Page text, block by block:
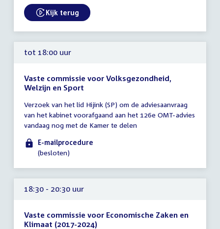
uur
External link:
Kijk terug
tot 18:00 uur
Vaste commissie voor Volksgezondheid,
Welzijn en Sport
vergadering
tot
18:00
uur
Verzoek van het lid Hijink (SP) om de adviesaanvraag
van het kabinet voorafgaand aan het 126e OMT-advies
vandaag nog met de Kamer te delen
E-mailprocedure
(besloten)
18:30 - 20:30 uur
Vaste commissie voor Economische Zaken en
Klimaat (2017-2024)